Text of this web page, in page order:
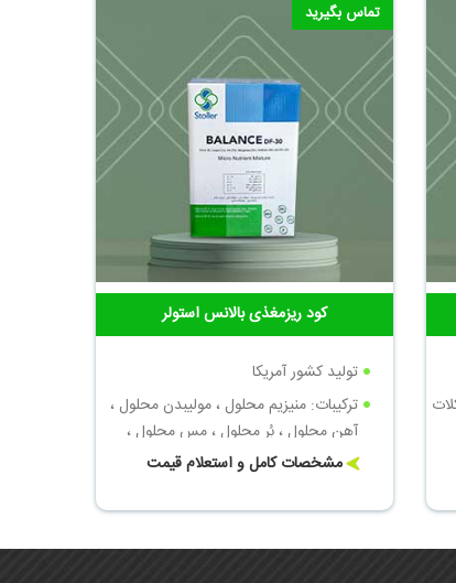
تماس بگیرید
کود ریزمغذی بالانس استولر
تولید کشور آمریکا
ترکیبات: منیزیم محلول ، مولیبدن محلول ،
آهن محلول ، بُر محلول ، مس محلول ،
منگنز محلول ، روی محلول
مشخصات کامل و استعلام قیمت